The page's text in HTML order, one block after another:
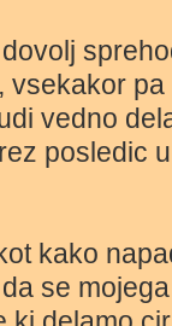
vsekakor
vedno
posledic
kako
se